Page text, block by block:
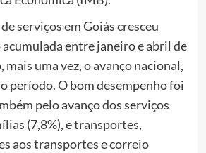
serviços em Goiás cresceu
acumulada entre janeiro e abril de
mais uma vez, o avanço nacional,
período. O bom desempenho foi
pelo avanço dos serviços
(7,8%), e transportes,
aos transportes e correio